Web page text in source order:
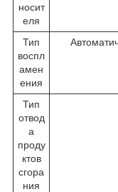
носит
еля
Тип
воспл
амен
ения
Тип
отвод
а
проду
ктов
сгора
ния